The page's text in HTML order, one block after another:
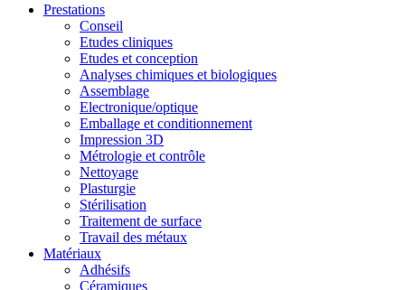
Prestations
Conseil
Etudes cliniques
Etudes et conception
Analyses chimiques et biologiques
Assemblage
Electronique/optique
Emballage et conditionnement
Impression 3D
Métrologie et contrôle
Nettoyage
Plasturgie
Stérilisation
Traitement de surface
Travail des métaux
Matériaux
Adhésifs
Céramiques